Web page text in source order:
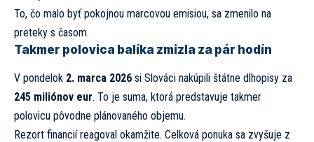
To, čo malo byť pokojnou marcovou emisiou, sa zmenilo na
preteky s časom.
Takmer polovica balíka zmizla za pár hodín
V pondelok 2. marca 2026 si Slováci nakúpili štátne dlhopisy za
245 miliónov eur. To je suma, ktorá predstavuje takmer
polovicu pôvodne plánovaného objemu.
Rezort financií reagoval okamžite. Celková ponuka sa zvyšuje z